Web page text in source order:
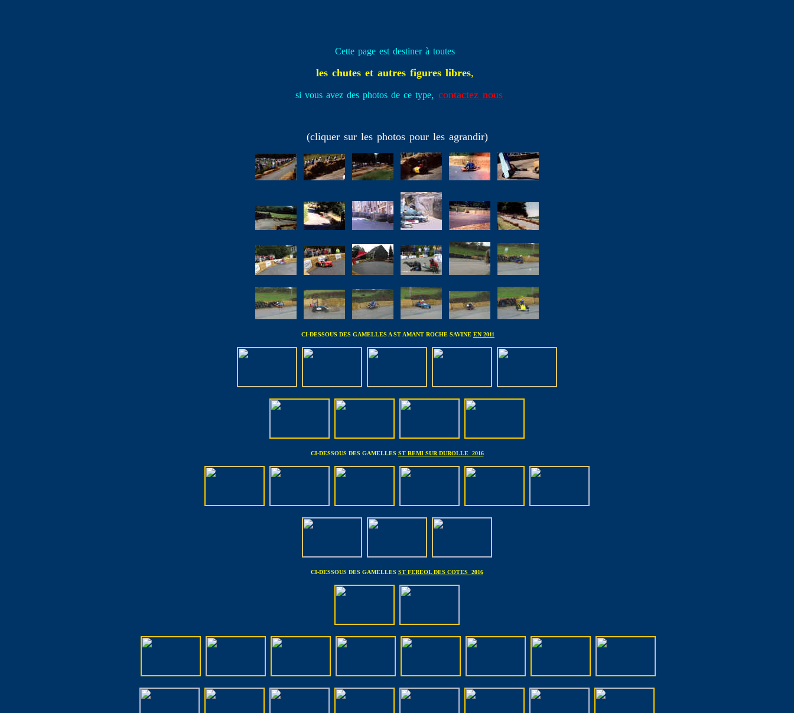
Cette page est destiner à toutes
les chutes et autres figures libres,
si vous avez des photos de ce type, contactez nous
(cliquer sur les photos pour les agrandir)
CI-DESSOUS DES GAMELLES A ST AMANT ROCHE SAVINE EN 2011
CI-DESSOUS DES GAMELLES ST REMI SUR DUROLLE 2016
CI-DESSOUS DES GAMELLES ST FEREOL DES COTES 2016